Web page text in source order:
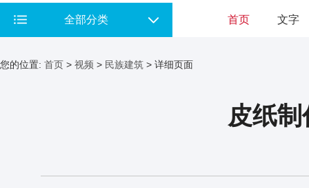
全部分类 首页 文字
您的位置: 首页 > 视频 > 民族建筑 > 详细页面
皮纸